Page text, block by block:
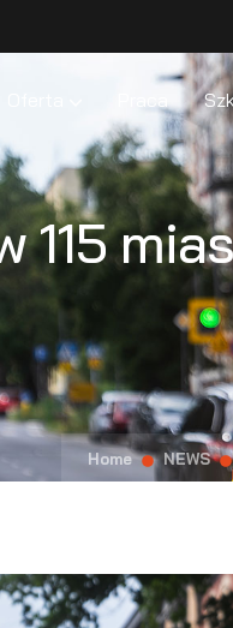
Praca
115
Home NEWS